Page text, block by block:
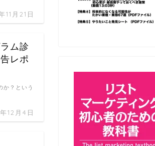
11月21日
ム診
レポ
12月4日
か？という